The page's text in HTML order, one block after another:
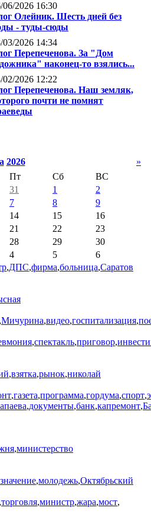
06/2026 16:30
Олейник. Шесть дней без
- туды-сюды
03/2026 14:34
Перепеченова. За "Дом
наконец-то взялись...
02/2026 12:22
Перепеченова. Наш земляк,
почти не помнят
2026
»
Пт Сб
ВС
31 1
2
7 8
9
14 15
16
21 22
23
28 29
30
4 5
6
,ДПС,фирма,больница,Саратов
,Мичурина,видео,госпитализация,
,спектакль,приговор,
,взятка,рынок,николай
,газета,программа,гордума,спорт,
,документы,банк,капремонт,
,министерство
,молодежь,Октябрьский
,торговля,министр,жара,мост,